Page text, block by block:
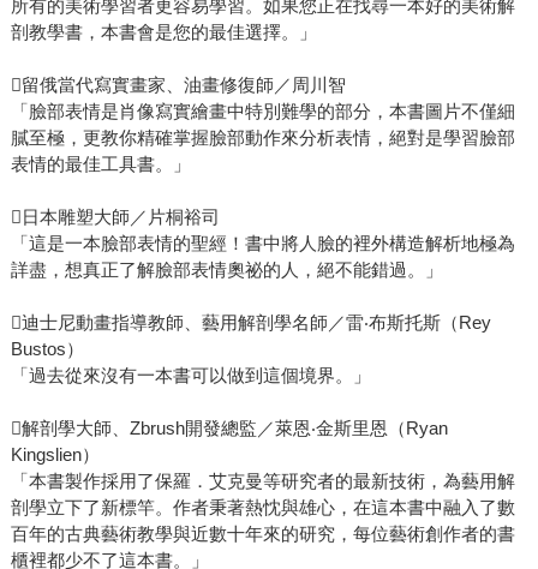
所有的美術學習者更容易學習。如果您正在找尋一本好的美術解
剖教學書，本書會是您的最佳選擇。」
留俄當代寫實畫家、油畫修復師／周川智
「臉部表情是肖像寫實繪畫中特別難學的部分，本書圖片不僅細
膩至極，更教你精確掌握臉部動作來分析表情，絕對是學習臉部
表情的最佳工具書。」
日本雕塑大師／片桐裕司
「這是一本臉部表情的聖經！書中將人臉的裡外構造解析地極為
詳盡，想真正了解臉部表情奧祕的人，絕不能錯過。」
迪士尼動畫指導教師、藝用解剖學名師／雷‧布斯托斯（Rey
Bustos）
「過去從來沒有一本書可以做到這個境界。」
解剖學大師、Zbrush開發總監／萊恩‧金斯里恩（Ryan
Kingslien）
「本書製作採用了保羅．艾克曼等研究者的最新技術，為藝用解
剖學立下了新標竿。作者秉著熱忱與雄心，在這本書中融入了數
百年的古典藝術教學與近數十年來的研究，每位藝術創作者的書
櫃裡都少不了這本書。」